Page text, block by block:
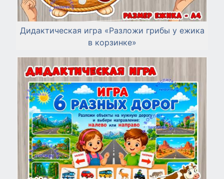
Дидактическая игра «Разложи грибы у ежика
в корзинке»